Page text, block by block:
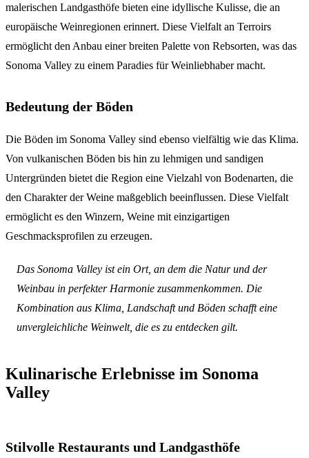
malerischen Landgasthöfe bieten eine idyllische Kulisse, die an
europäische Weinregionen erinnert. Diese Vielfalt an Terroirs
ermöglicht den Anbau einer breiten Palette von Rebsorten, was das
Sonoma Valley zu einem Paradies für Weinliebhaber macht.
Bedeutung der Böden
Die Böden im Sonoma Valley sind ebenso vielfältig wie das Klima.
Von vulkanischen Böden bis hin zu lehmigen und sandigen
Untergründen bietet die Region eine Vielzahl von Bodenarten, die
den Charakter der Weine maßgeblich beeinflussen. Diese Vielfalt
ermöglicht es den Winzern, Weine mit einzigartigen
Geschmacksprofilen zu erzeugen.
Das Sonoma Valley ist ein Ort, an dem die Natur und der
Weinbau in perfekter Harmonie zusammenkommen. Die
Kombination aus Klima, Landschaft und Böden schafft eine
unvergleichliche Weinwelt, die es zu entdecken gilt.
Kulinarische Erlebnisse im Sonoma
Valley
Stilvolle Restaurants und Landgasthöfe